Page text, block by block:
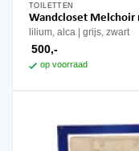
TOILETTEN
Wandcloset Melchoir
lilium, alca grijs, zwart
500,-
op voorraad
Dit
product
meerdere
gekozen